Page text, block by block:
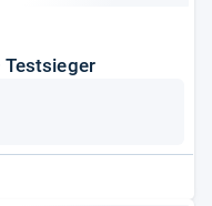
Testsieger